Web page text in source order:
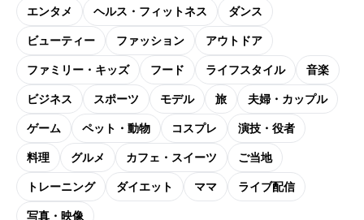
エンタメ ヘルス・フィットネス ダンス
ビューティー ファッション アウトドア
ファミリー・キッズ フード ライフスタイル 音楽
ビジネス スポーツ モデル 旅 夫婦・カップル
ゲーム ペット・動物 コスプレ 演技・役者
料理 グルメ カフェ・スイーツ ご当地
トレーニング ダイエット ママ ライブ配信
写真・映像